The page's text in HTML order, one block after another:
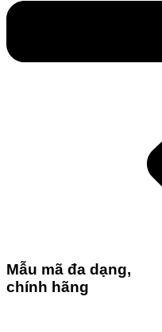
Mẫu mã đa dạng,
chính hãng